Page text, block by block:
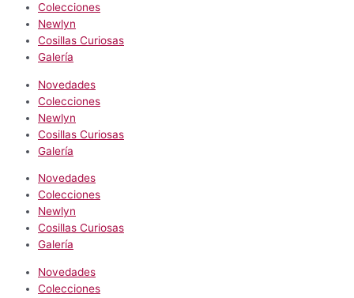
Colecciones
Newlyn
Cosillas Curiosas
Galería
Novedades
Colecciones
Newlyn
Cosillas Curiosas
Galería
Novedades
Colecciones
Newlyn
Cosillas Curiosas
Galería
Novedades
Colecciones